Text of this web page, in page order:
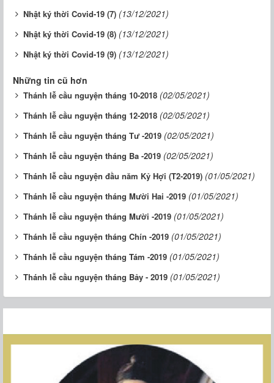
Nhật ký thời Covid-19 (7) (13/12/2021)
Nhật ký thời Covid-19 (8) (13/12/2021)
Nhật ký thời Covid-19 (9) (13/12/2021)
Những tin cũ hơn
Thánh lễ cầu nguyện tháng 10-2018 (02/05/2021)
Thánh lễ cầu nguyện tháng 12-2018 (02/05/2021)
Thánh lễ cầu nguyện tháng Tư -2019 (02/05/2021)
Thánh lễ cầu nguyện tháng Ba -2019 (02/05/2021)
Thánh lễ cầu nguyện đầu năm Kỷ Hợi (T2-2019) (01/05/2021)
Thánh lễ cầu nguyện tháng Mười Hai -2019 (01/05/2021)
Thánh lễ cầu nguyện tháng Mười -2019 (01/05/2021)
Thánh lễ cầu nguyện tháng Chín -2019 (01/05/2021)
Thánh lễ cầu nguyện tháng Tám -2019 (01/05/2021)
Thánh lễ cầu nguyện tháng Bảy - 2019 (01/05/2021)